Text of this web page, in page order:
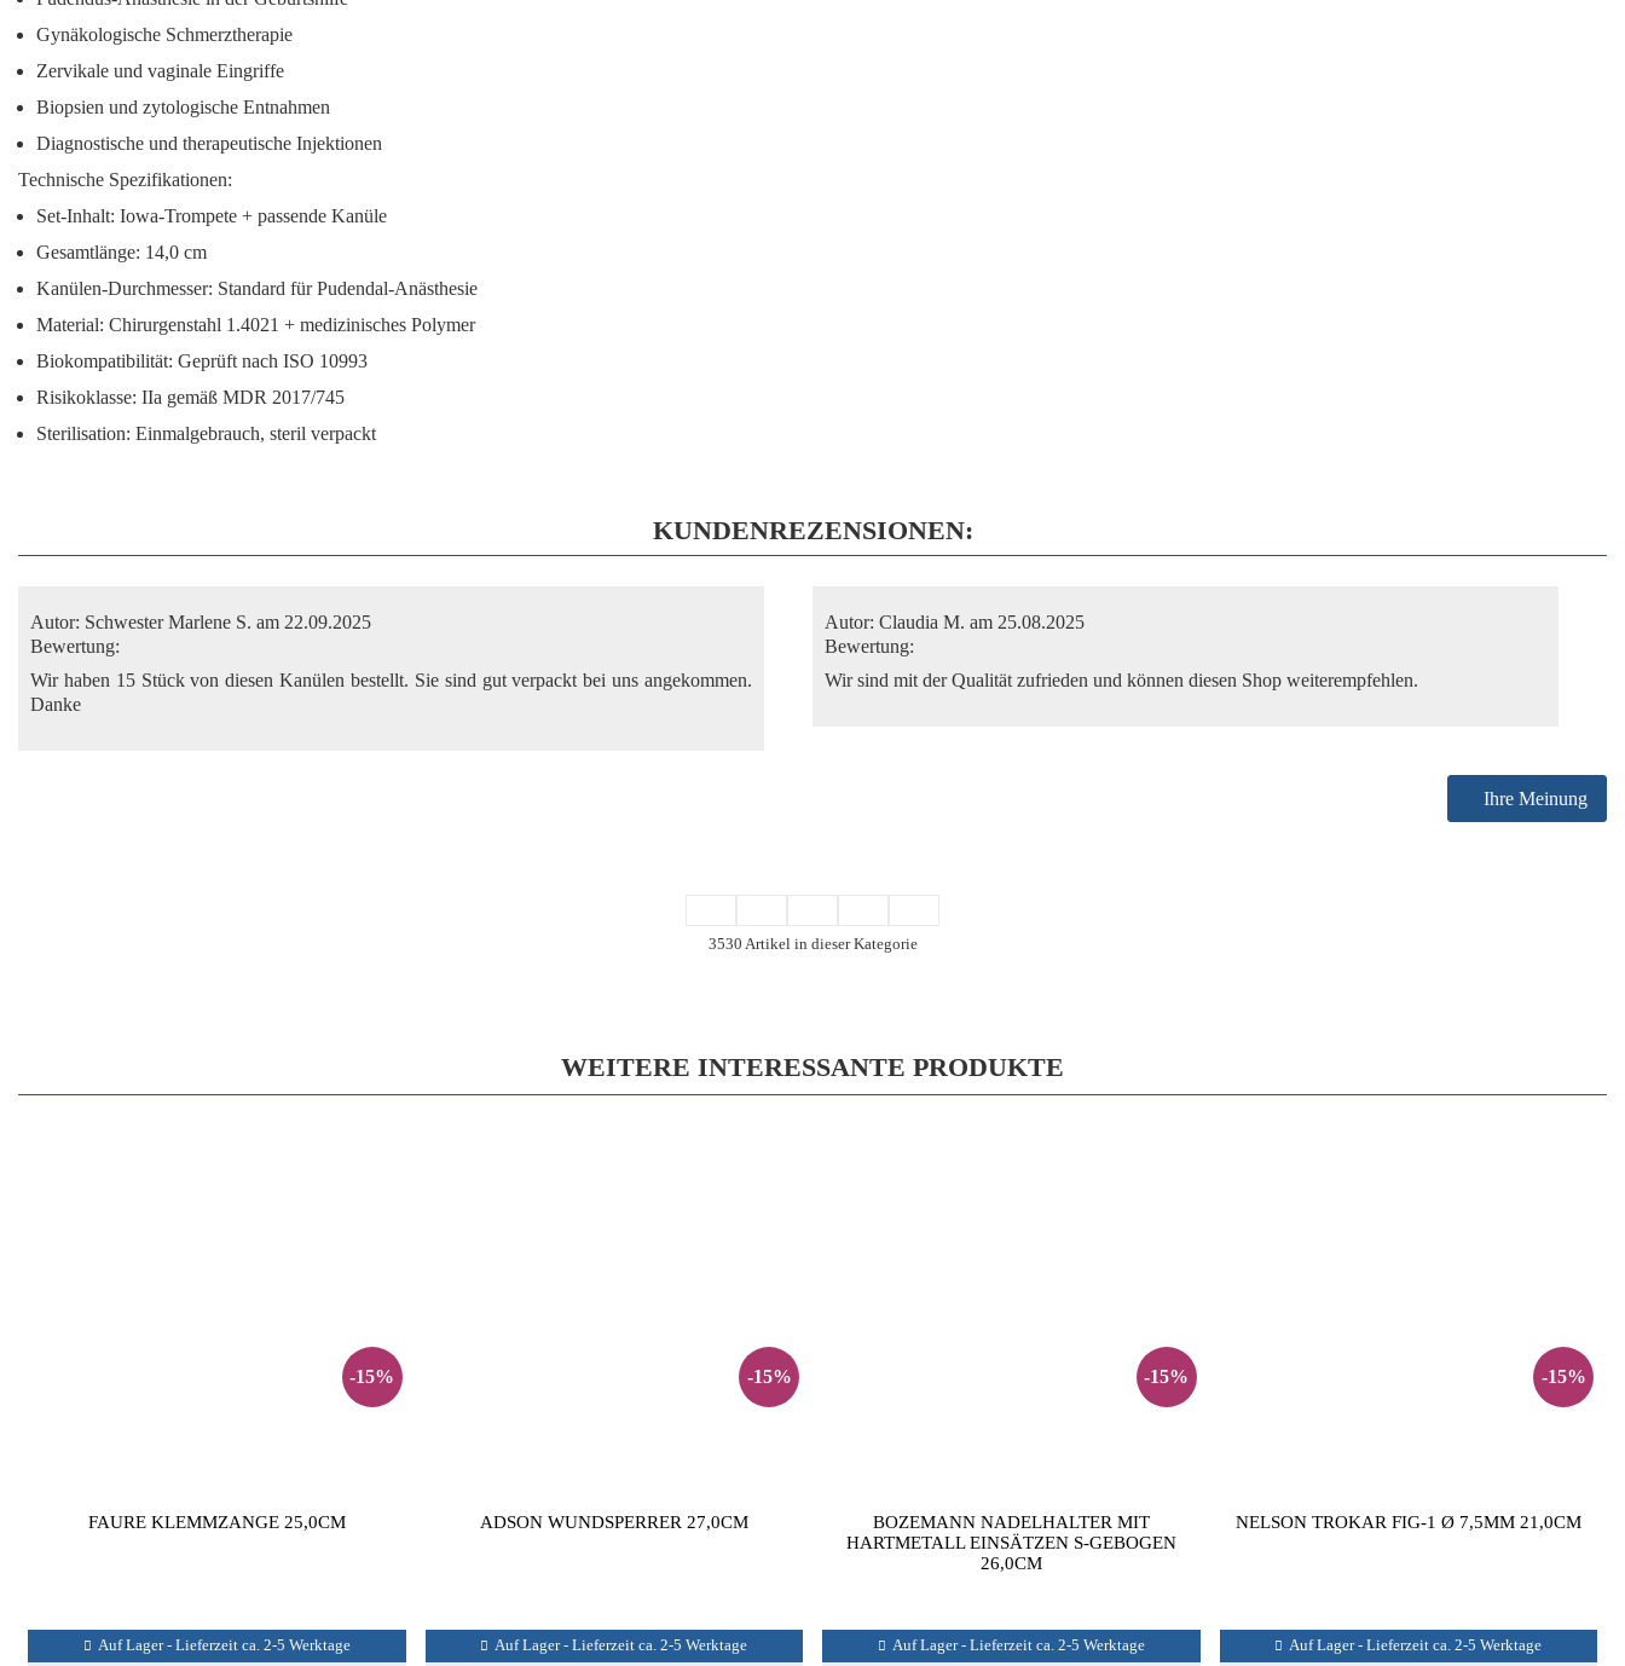
Gynäkologische Schmerztherapie
Zervikale und vaginale Eingriffe
Biopsien und zytologische Entnahmen
Diagnostische und therapeutische Injektionen
Technische Spezifikationen:
Set-Inhalt: Iowa-Trompete + passende Kanüle
Gesamtlänge: 14,0 cm
Kanülen-Durchmesser: Standard für Pudendal-Anästhesie
Material: Chirurgenstahl 1.4021 + medizinisches Polymer
Biokompatibilität: Geprüft nach ISO 10993
Risikoklasse: IIa gemäß MDR 2017/745
Sterilisation: Einmalgebrauch, steril verpackt
KUNDENREZENSIONEN:
Autor: Schwester Marlene S. am 22.09.2025
Bewertung:
Wir haben 15 Stück von diesen Kanülen bestellt. Sie sind gut verpackt bei uns angekommen.
Danke
Autor: Claudia M. am 25.08.2025
Bewertung:
Wir sind mit der Qualität zufrieden und können diesen Shop weiterempfehlen.
Ihre Meinung
3530 Artikel in dieser Kategorie
WEITERE INTERESSANTE PRODUKTE
-15%
FAURE KLEMMZANGE 25,0CM
Auf Lager - Lieferzeit ca. 2-5 Werktage
-15%
ADSON WUNDSPERRER 27,0CM
Auf Lager - Lieferzeit ca. 2-5 Werktage
-15%
BOZEMANN NADELHALTER MIT
HARTMETALL EINSÄTZEN S-GEBOGEN
26,0CM
Auf Lager - Lieferzeit ca. 2-5 Werktage
-15%
NELSON TROKAR FIG-1 Ø 7,5MM 21,0CM
Auf Lager - Lieferzeit ca. 2-5 Werktage